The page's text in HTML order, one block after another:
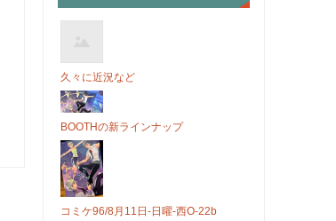
久々に近況など
BOOTHの新ラインナップ
コミケ96/8月11日-日曜-西O-22b